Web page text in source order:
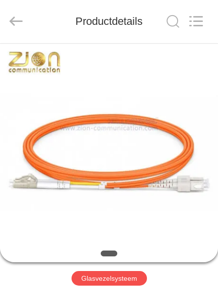
HUIS
ONGEVEER
ONS
FABRIEKSREIS
KWALITEITSCONTROLE
VERZOEK
Productdetails
Glasvezelsysteem